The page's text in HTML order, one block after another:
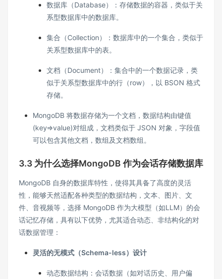
数据库（Database）：存储数据的容器，类似于关
系型数据库中的数据库。
集合（Collection）：数据库中的一个集合，类似于
关系型数据库中的表。
文档（Document）：集合中的一个数据记录，类
似于关系型数据库中的行（row），以 BSON 格式
存储。
MongoDB 将数据存储为一个文档，数据结构由键值
(key=>value)对组成，文档类似于 JSON 对象，字段值
可以包含其他文档，数组及文档数组。
3.3 为什么选择MongoDB 作为会话存储数据库
MongoDB 自身的数据库特性，使得其具备了高度的灵活
性，能够天然适配各种类型的数据结构，文本、图片、文
件、音视频等，选择 MongoDB 作为大模型（如LLM）的会
话记忆存储，具有以下优势，尤其适合动态、非结构化的对
话数据管理：
灵活的无模式（Schema-less）设计
动态数据结构：会话数据（如对话历史、用户偏